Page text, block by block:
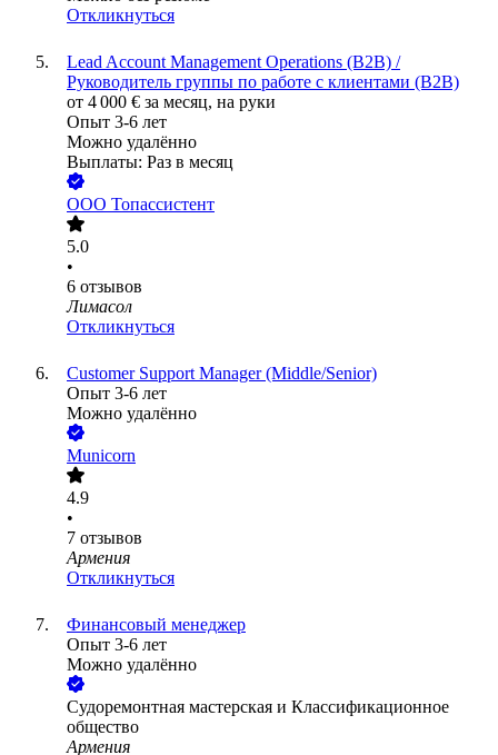
Откликнуться
Lead Account Management Operations (B2B) /
Руководитель группы по работе с клиентами (B2B)
от 4 000 € за месяц, на руки
Опыт 3-6 лет
Можно удалённо
Выплаты: Раз в месяц
ООО Топассистент
5.0
•
6 отзывов
Лимасол
Откликнуться
Customer Support Manager (Middle/Senior)
Опыт 3-6 лет
Можно удалённо
Municorn
4.9
•
7 отзывов
Армения
Откликнуться
Финансовый менеджер
Опыт 3-6 лет
Можно удалённо
Cудоремонтная мастерская и Классификационное
общество
Армения